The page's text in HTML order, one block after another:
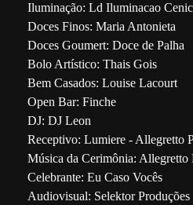
Iluminação: Ld Iluminacao
Doces Finos: Maria Antonieta
Doces Goumert: Doce de Palha
Bolo Artístico: Thais Gois
Bem Casados: Louise Lacourt
Open Bar: Finche
DJ: DJ Leon
Receptivo: Lumiere - Allegretto
Música da Cerimônia: Allegretto
Celebrante: Eu Caso Vocês
Audiovisual: Selektor Produções